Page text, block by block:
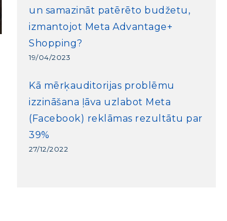
un samazināt patērēto budžetu,
izmantojot Meta Advantage+
Shopping?
19/04/2023
Kā mērķauditorijas problēmu
izzināšana ļāva uzlabot Meta
(Facebook) reklāmas rezultātu par
39%
27/12/2022